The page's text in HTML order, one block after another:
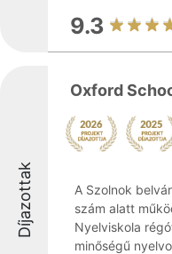
9.3
Díjazottak
Oxford
A Szolnok
szám alatt
Nyelviskola
minőségű